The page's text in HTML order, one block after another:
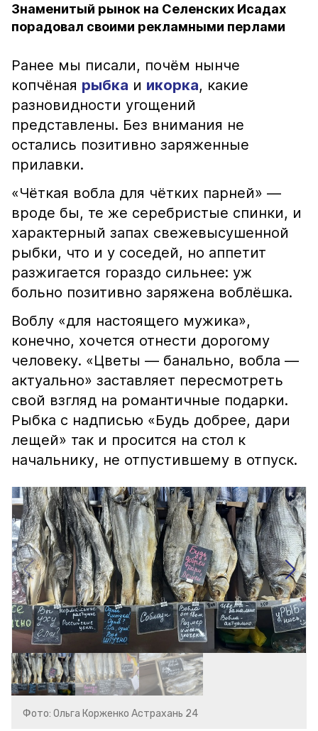
Знаменитый рынок на Селенских Исадах
порадовал своими рекламными перлами
Ранее мы писали, почём нынче
копчёная рыбка и икорка, какие
разновидности угощений
представлены. Без внимания не
остались позитивно заряженные
прилавки.
«Чёткая вобла для чётких парней» —
вроде бы, те же серебристые спинки, и
характерный запах свежевысушенной
рыбки, что и у соседей, но аппетит
разжигается гораздо сильнее: уж
больно позитивно заряжена воблёшка.
Воблу «для настоящего мужика»,
конечно, хочется отнести дорогому
человеку. «Цветы — банально, вобла —
актуально» заставляет пересмотреть
свой взгляд на романтичные подарки.
Рыбка с надписью «Будь добрее, дари
лещей» так и просится на стол к
начальнику, не отпустившему в отпуск.
Фото: Ольга Корженко Астрахань 24